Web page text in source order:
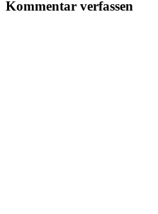
Kommentar verfassen